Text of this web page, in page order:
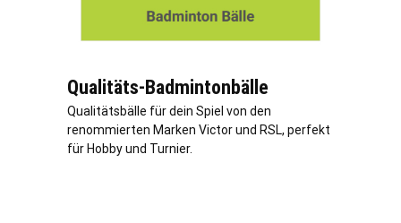
Qualitäts-Badmintonbälle
Qualitätsbälle für dein Spiel von den
renommierten Marken Victor und RSL, perfekt
für Hobby und Turnier.